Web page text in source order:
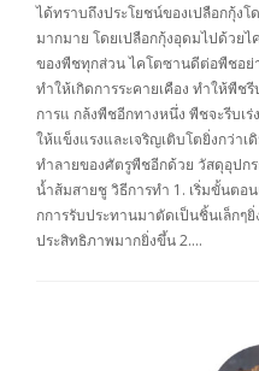
ได้ทราบถึงประโยชน์ของเปลือกกุ้ง
มากมาย โดยเปลือกกุ้งอุดมไปด้วยไ
ของพืชทุกส่วน ไคโตซานดีต่อพืชอย่
ทำให้เกิดการระคายเคือง ทำให้พืช
การแ กล้งพืชอีกทางหนึ่ง พืชจะรีบเ
ให้แข็งแรงและเจริญเติบโตยิ่งกว่า
ทำลายของศัตรูพืชอีกด้วย วัสดุอุปก
น้ำส้มสายชู วิธีการทำ 1. เริ่มขั้นตอ
กการรับประทานมาตัดเป็นชิ้นเล็กๆ
ประสิทธิภาพมากยิ่งขึ้น 2….